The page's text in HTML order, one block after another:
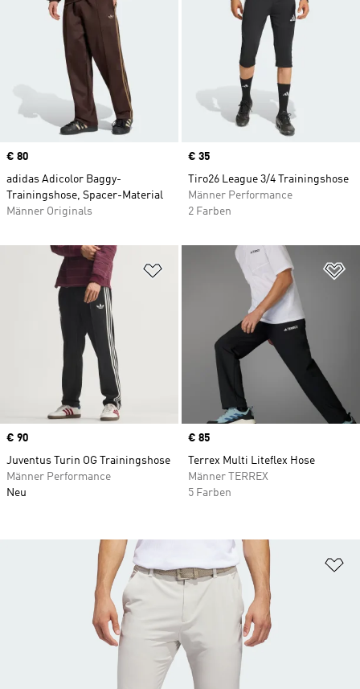
Price
€ 80
adidas Adicolor Baggy-
Trainingshose, Spacer-Material
Männer Originals
Price
€ 35
Tiro26 League 3/4 Trainingshose
Männer Performance
2 Farben
Zur Wunschliste hinzufügen
Price
€ 90
Juventus Turin OG Trainingshose
Männer Performance
Neu
Price
€ 85
Terrex Multi Liteflex Hose
Männer TERREX
5 Farben